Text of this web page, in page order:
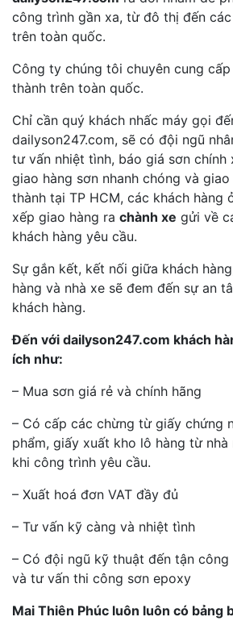
công trình gần xa, từ đô thị đến
trên toàn quốc.
Công ty chúng tôi chuyên cung
thành trên toàn quốc.
Chỉ cần quý khách nhấc máy gọi
dailyson247.com, sẽ có đội ngũ
tư vấn nhiệt tình, báo giá sơn chính
giao hàng sơn nhanh chóng và
thành tại TP HCM, các khách hàng
xếp giao hàng ra chành xe gửi về
khách hàng yêu cầu.
Sự gắn kết, kết nối giữa khách
hàng và nhà xe sẽ đem đến sự an
khách hàng.
Đến với dailyson247.com khách
ích như:
– Mua sơn giá rẻ và chính hãng
– Có cấp các chừng từ giấy chứng
phẩm, giấy xuất kho lô hàng từ nhà
khi công trình yêu cầu.
– Xuất hoá đơn VAT đầy đủ
– Tư vấn kỹ càng và nhiệt tình
– Có đội ngũ kỹ thuật đến tận
và tư vấn thi công sơn epoxy
Mai Thiên Phúc luôn luôn có bảng